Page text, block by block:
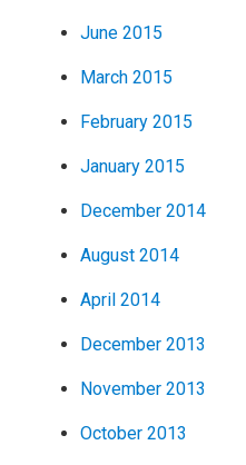
June 2015
March 2015
February 2015
January 2015
December 2014
August 2014
April 2014
December 2013
November 2013
October 2013